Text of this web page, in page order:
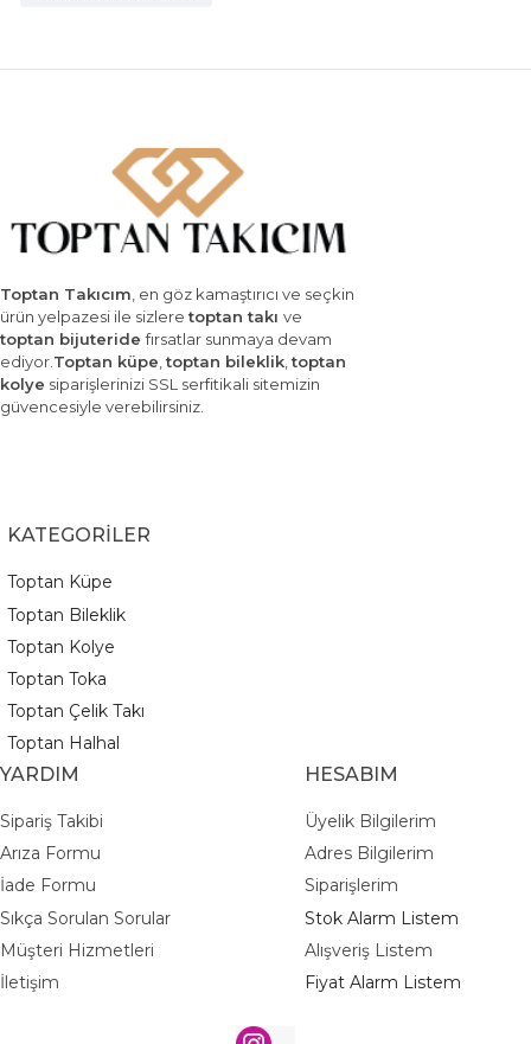
Toptan Takıcım, en göz kamaştırıcı ve seçkin
ürün yelpazesi ile sizleretoptan takı ve
toptan bijuteridefırsatlar sunmaya devam
ediyor.Toptan küpe,toptan bileklik,toptan
kolye siparişlerinizi SSL serfitikali sitemizin
güvencesiyle verebilirsiniz.
KATEGORİLER
Toptan Küpe
Toptan Bileklik
Toptan Kolye
Toptan Toka
Toptan Çelik Takı
Toptan Halhal
YARDIM
Sipariş Takibi
Arıza Formu
İade Formu
Sıkça Sorulan Sorular
Müşteri Hizmetleri
İletişim
HESABIM
Üyelik Bilgilerim
Adres Bilgilerim
Siparişlerim
Stok Alarm Listem
Alışveriş Listem
Fiyat Alarm Listem